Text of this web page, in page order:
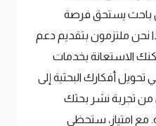
باحث يستحق فرصة
ملتزمون بتقديم دعم
الاستعانة بخدمات
تحويل أفكارك البحثية إلى
من تجربة نشر بحثك
مع امتياز، ستحظى